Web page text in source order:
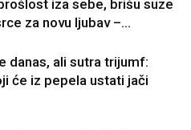
iza sebe, brišu suze
za novu ljubav –...
danas, ali sutra trijumf:
će iz pepela ustati jači